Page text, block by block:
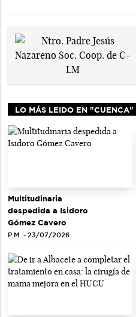
LO MÁS LEIDO EN "CUENCA"
Multitudinaria
despedida a Isidoro
Gómez Cavero
P.M. - 23/07/2026